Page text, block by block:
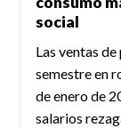
social
Las ventas
semestre en
de enero de
salarios